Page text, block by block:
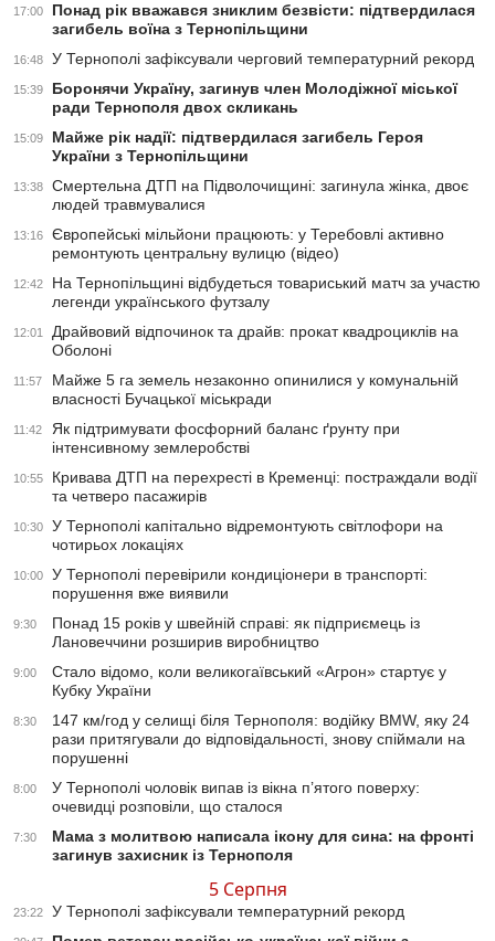
17:00
Понад рік вважався зниклим безвісти: підтвердилася
загибель воїна з Тернопільщини
16:48 У Тернополі зафіксували черговий температурний рекорд
15:39
Боронячи Україну, загинув член Молодіжної міської
ради Тернополя двох скликань
15:09
Майже рік надії: підтвердилася загибель Героя
України з Тернопільщини
13:38
Смертельна ДТП на Підволочищині: загинула жінка, двоє
людей травмувалися
13:16
Європейські мільйони працюють: у Теребовлі активно
ремонтують центральну вулицю (відео)
12:42
На Тернопільщині відбудеться товариський матч за участю
легенди українського футзалу
12:01
Драйвовий відпочинок та драйв: прокат квадроциклів на
Оболоні
11:57
Майже 5 га земель незаконно опинилися у комунальній
власності Бучацької міськради
11:42
Як підтримувати фосфорний баланс ґрунту при
інтенсивному землеробстві
10:55
Кривава ДТП на перехресті в Кременці: постраждали водії
та четверо пасажирів
10:30
У Тернополі капітально відремонтують світлофори на
чотирьох локаціях
10:00
У Тернополі перевірили кондиціонери в транспорті:
порушення вже виявили
9:30
Понад 15 років у швейній справі: як підприємець із
Лановеччини розширив виробництво
9:00
Стало відомо, коли великогаївський «Агрон» стартує у
Кубку України
8:30
147 км/год у селищі біля Тернополя: водійку BMW, яку 24
рази притягували до відповідальності, знову спіймали на
порушенні
8:00
У Тернополі чоловік випав із вікна п’ятого поверху:
очевидці розповіли, що сталося
7:30
Мама з молитвою написала ікону для сина: на фронті
загинув захисник із Тернополя
5 Серпня
23:22 У Тернополі зафіксували температурний рекорд